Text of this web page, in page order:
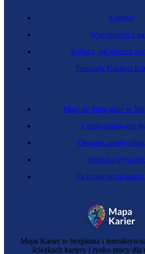
Specjalista przemysłu mody
Operator maszyn przetwórstwa
Mapa Karier to bezpłatna i
ścieżkach kariery i rynku pracy dla
Skąd się biorą dane w
Często zadawane
Otwarte zasoby
Polityka
Ochrona przed
Kontakt
Współpracuj z
Zobacz, jak możesz
Fundacja Katalyst